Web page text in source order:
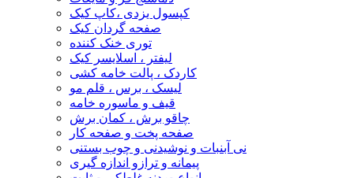
کپسول یزدی ،کاپ کیک
صفحه گردان کیک
توری خنک کننده
لیفتر ، اسلایسر کیک
کاردک ، پالت خامه کشی
لیسک ، برس ، قلم مو
قیف و ماسوره خامه
چاقو برش ، کمان برش
صفحه پخت و صفحه کار
نی آبنبات و نوشیدنی و چوب بستنی
پیمانه و ترازو اندازه گیری